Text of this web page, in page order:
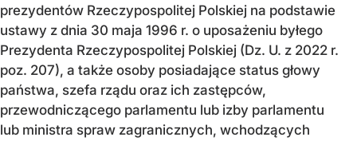
prezydentów Rzeczypospolitej Polskiej na podstawie
ustawy z dnia 30 maja 1996 r. o uposażeniu byłego
Prezydenta Rzeczypospolitej Polskiej (Dz. U. z 2022 r.
poz. 207), a także osoby posiadające status głowy
państwa, szefa rządu oraz ich zastępców,
przewodniczącego parlamentu lub izby parlamentu
lub ministra spraw zagranicznych, wchodzących